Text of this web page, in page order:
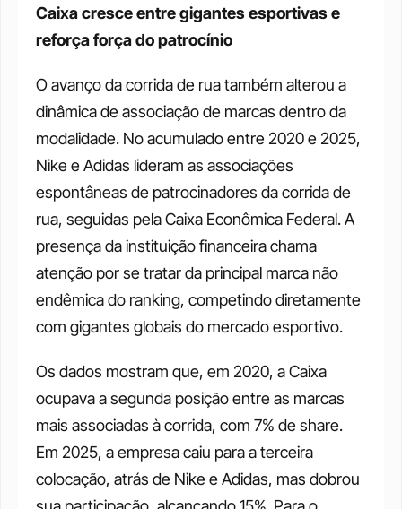
Caixa cresce entre gigantes esportivas e
reforça força do patrocínio
O avanço da corrida de rua também alterou a
dinâmica de associação de marcas dentro da
modalidade. No acumulado entre 2020 e 2025,
Nike e Adidas lideram as associações
espontâneas de patrocinadores da corrida de
rua, seguidas pela Caixa Econômica Federal. A
presença da instituição financeira chama
atenção por se tratar da principal marca não
endêmica do ranking, competindo diretamente
com gigantes globais do mercado esportivo.
Os dados mostram que, em 2020, a Caixa
ocupava a segunda posição entre as marcas
mais associadas à corrida, com 7% de share.
Em 2025, a empresa caiu para a terceira
colocação, atrás de Nike e Adidas, mas dobrou